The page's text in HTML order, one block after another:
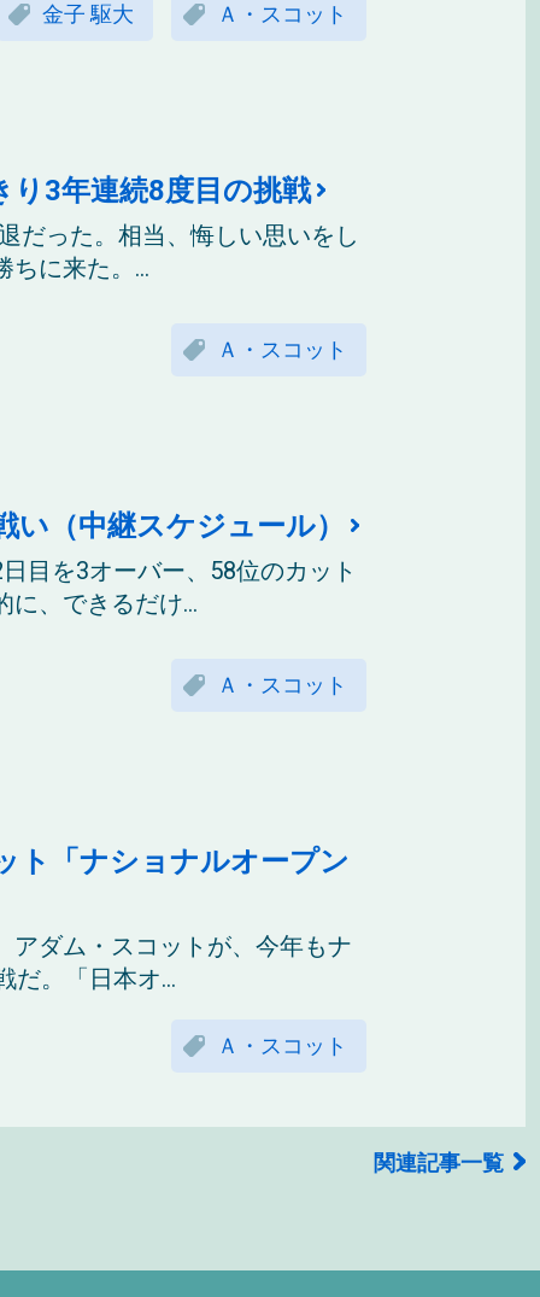
金子 駆大 Ａ・スコット
り3年連続8度目の挑戦
だった。相当、悔しい思いをし
ちに来た。...
Ａ・スコット
（中継スケジュール）
目を3オーバー、58位のカット
に、できるだけ...
Ａ・スコット
「ナショナルオープン
アダム・スコットが、今年もナ
だ。「日本オ...
Ａ・スコット
関連記事一覧